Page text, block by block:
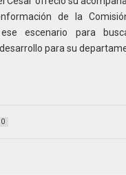
de la
ese escenario para
para su